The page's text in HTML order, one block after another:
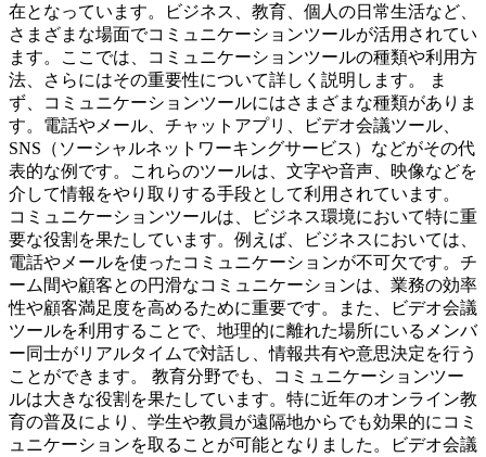
在となっています。ビジネス、教育、個人の日常生活など、
さまざまな場面でコミュニケーションツールが活用されてい
ます。ここでは、コミュニケーションツールの種類や利用方
法、さらにはその重要性について詳しく説明します。 ま
ず、コミュニケーションツールにはさまざまな種類がありま
す。電話やメール、チャットアプリ、ビデオ会議ツール、
SNS（ソーシャルネットワーキングサービス）などがその代
表的な例です。これらのツールは、文字や音声、映像などを
介して情報をやり取りする手段として利用されています。
コミュニケーションツールは、ビジネス環境において特に重
要な役割を果たしています。例えば、ビジネスにおいては、
電話やメールを使ったコミュニケーションが不可欠です。チ
ーム間や顧客との円滑なコミュニケーションは、業務の効率
性や顧客満足度を高めるために重要です。また、ビデオ会議
ツールを利用することで、地理的に離れた場所にいるメンバ
ー同士がリアルタイムで対話し、情報共有や意思決定を行う
ことができます。 教育分野でも、コミュニケーションツー
ルは大きな役割を果たしています。特に近年のオンライン教
育の普及により、学生や教員が遠隔地からでも効果的にコミ
ュニケーションを取ることが可能となりました。ビデオ会議